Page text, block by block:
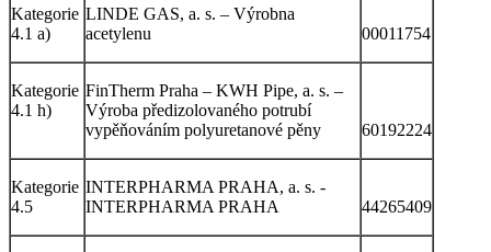
Kategorie
4.1 a)
LINDE GAS, a. s. – Výrobna
acetylenu
00011754
Kategorie
4.1 h)
FinTherm Praha – KWH Pipe, a. s. –
Výroba předizolovaného potrubí
vypěňováním polyuretanové pěny
60192224
Kategorie
4.5
INTERPHARMA PRAHA, a. s. -
INTERPHARMA PRAHA
44265409